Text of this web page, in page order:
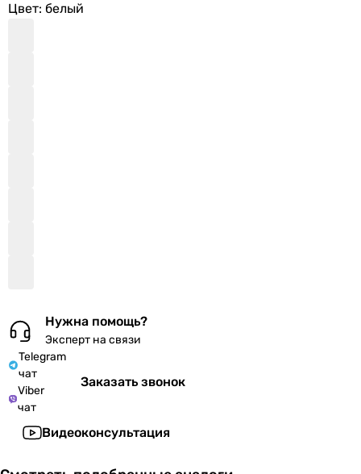
Цвет: белый
Нужна помощь?
Эксперт на связи
Telegram
чат
Viber
чат
Заказать звонок
Видеоконсультация